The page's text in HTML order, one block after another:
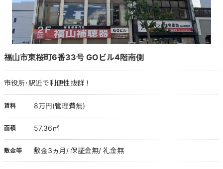
福山市東桜町6番33号 GOビル4階南側
市役所･駅近で利便性抜群！
賃料 8万円(管理費無)
面積 57.36㎡
敷金等 敷金3ヵ月/ 保証金無/ 礼金無